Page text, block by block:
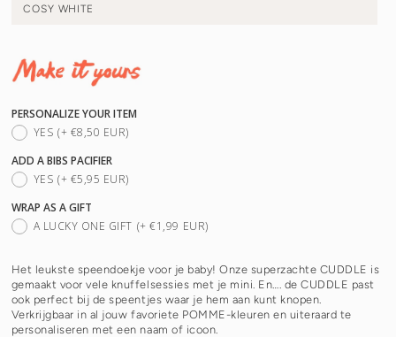
COSY WHITE
PERSONALIZE YOUR ITEM
YES (+ €8,50 EUR)
ADD A BIBS PACIFIER
YES (+ €5,95 EUR)
WRAP AS A GIFT
A LUCKY ONE GIFT (+ €1,99 EUR)
Het leukste speendoekje voor je baby! Onze superzachte CUDDLE is
gemaakt voor vele knuffelsessies met je mini. En…. de CUDDLE past
ook perfect bij de speentjes waar je hem aan kunt knopen.
Verkrijgbaar in al jouw favoriete POMME-kleuren en uiteraard te
personaliseren met een naam of icoon.